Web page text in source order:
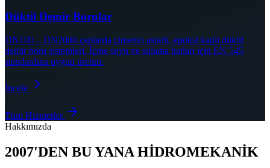
Düktil Demir Borular
DN100 – DN2000 çaplarda çimento astarlı, epoksi kaplı düktil
demir boru sistemleri. İçme suyu ve sulama hatları için EN 545
standardına uygun üretim.
İncele
Tüm Hizmetler
Hakkımızda
2007'DEN BU YANA HİDROMEKANİK